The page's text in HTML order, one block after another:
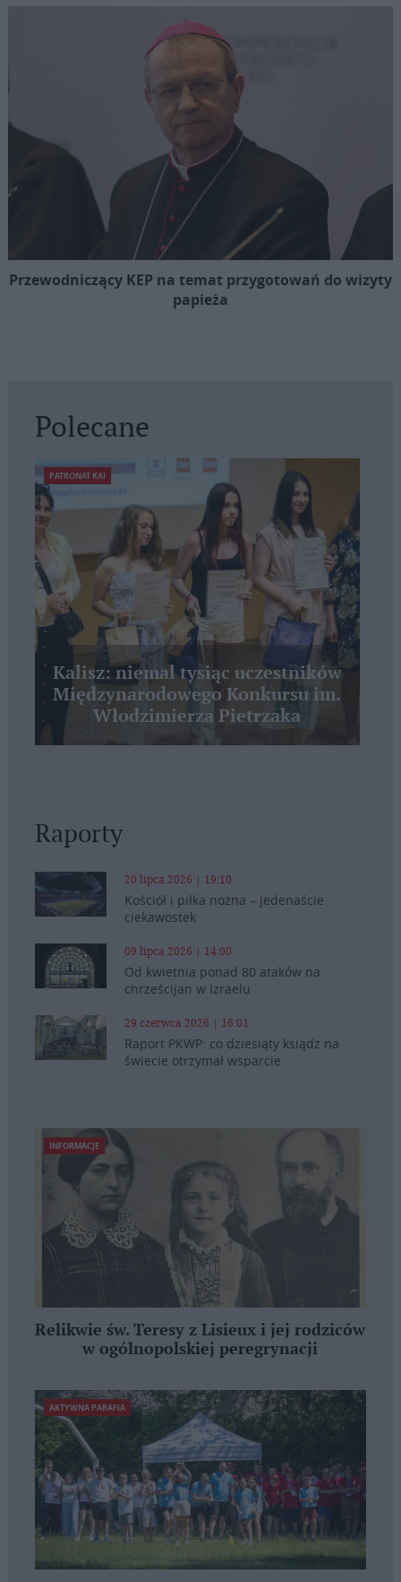
Przewodniczący KEP na temat przygotowań do wizyty
papieża
Polecane
PATRONAT KAI
Kalisz: niemal tysiąc uczestników
Międzynarodowego Konkursu im.
Włodzimierza Pietrzaka
Raporty
20 lipca 2026 | 19:10
Kościół i piłka nożna – jedenaście
ciekawostek
09 lipca 2026 | 14:00
Od kwietnia ponad 80 ataków na
chrześcijan w Izraelu
29 czerwca 2026 | 16:01
Raport PKWP: co dziesiąty ksiądz na
świecie otrzymał wsparcie
INFORMACJE
Relikwie św. Teresy z Lisieux i jej rodziców
w ogólnopolskiej peregrynacji
AKTYWNA PARAFIA